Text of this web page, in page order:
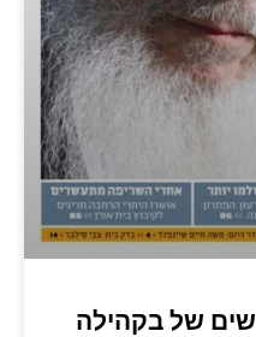
של בקהילה